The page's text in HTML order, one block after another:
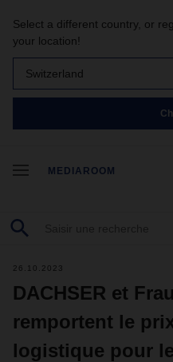
Select a different country, or
your location!
Switzerland
MEDIAROOM
26.10.2023
DACHSER et
remportent le
logistique pour